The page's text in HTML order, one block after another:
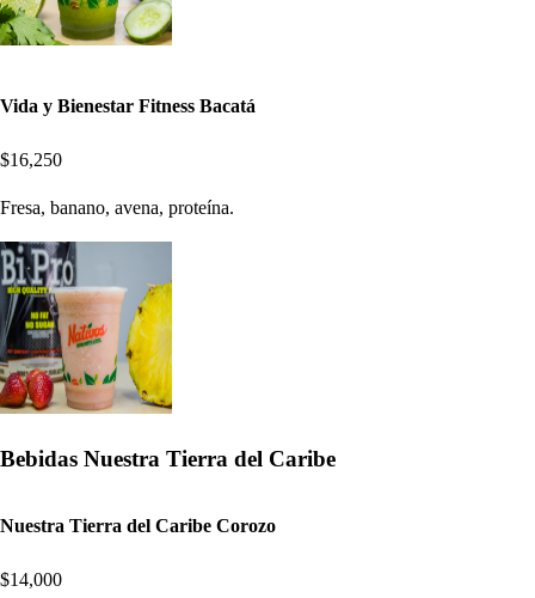
Vida y Bienestar Fitness Bacatá
$16,250
Fresa, banano, avena, proteína.
Bebidas Nuestra Tierra del Caribe
Nuestra Tierra del Caribe Corozo
$14,000